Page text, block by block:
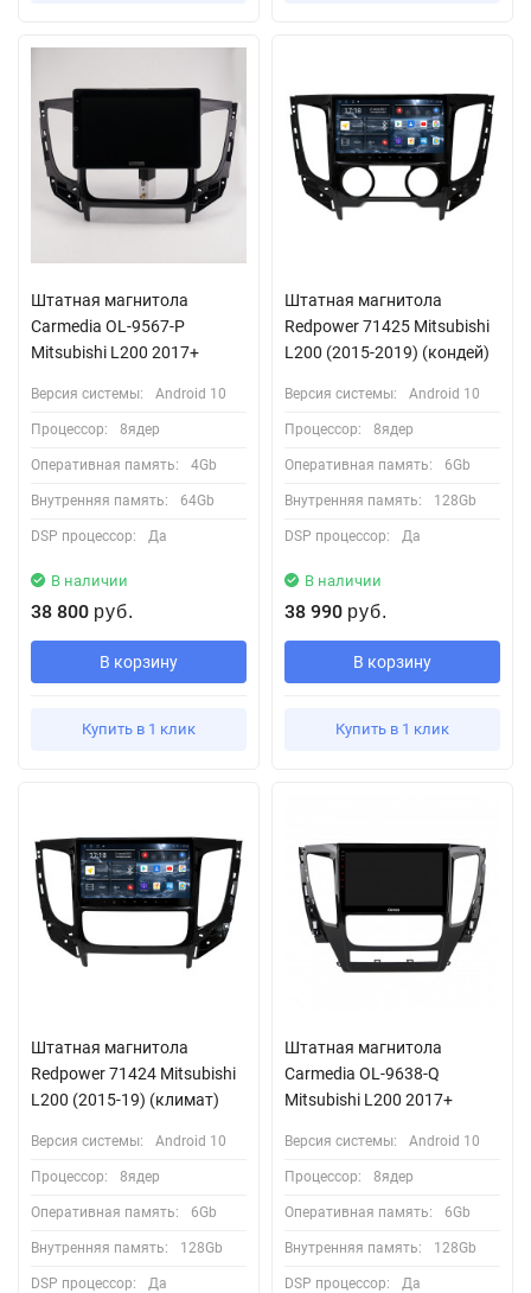
Штатная магнитола
Carmedia OL-9567-P
Mitsubishi L200 2017+
Версия системы: Android 10
Процессор: 8ядер
Оперативная память: 4Gb
Внутренняя память: 64Gb
DSP процессор: Да
В наличии
38 800 руб.
В корзину
Купить в 1 клик
Штатная магнитола
Redpower 71425 Mitsubishi
L200 (2015-2019) (кондей)
Версия системы: Android 10
Процессор: 8ядер
Оперативная память: 6Gb
Внутренняя память: 128Gb
DSP процессор: Да
В наличии
38 990 руб.
В корзину
Купить в 1 клик
Штатная магнитола
Redpower 71424 Mitsubishi
L200 (2015-19) (климат)
Версия системы: Android 10
Процессор: 8ядер
Оперативная память: 6Gb
Внутренняя память: 128Gb
DSP процессор: Да
Штатная магнитола
Carmedia OL-9638-Q
Mitsubishi L200 2017+
Версия системы: Android 10
Процессор: 8ядер
Оперативная память: 6Gb
Внутренняя память: 128Gb
DSP процессор: Да